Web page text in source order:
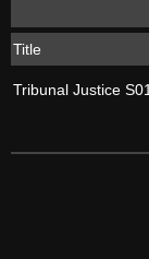
Title
Tribunal Justice